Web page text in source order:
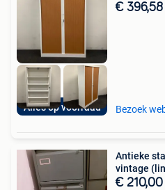
Alles op voorraad
€ 396,58
Bezoek
Antieke
vintage
€ 210,00